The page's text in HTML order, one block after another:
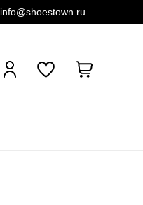
info@shoestown.ru